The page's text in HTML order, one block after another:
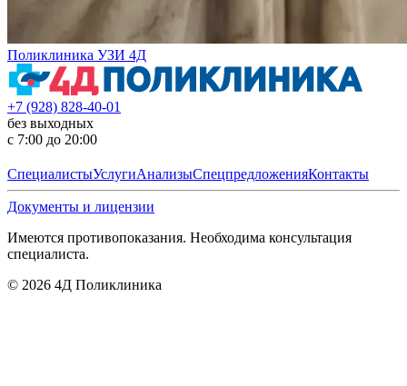
Поликлиника УЗИ 4Д
+7 (928) 828-40-01
без выходных
с 7:00 до 20:00
СпециалистыУслугиАнализыСпецпредложенияКонтакты
Документы и лицензии
Имеются противопоказания. Необходима консультация
специалиста.
© 2026 4Д Поликлиника